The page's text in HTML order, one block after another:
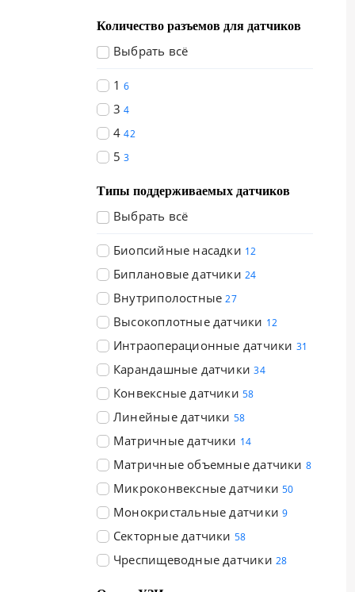
Количество разъемов для датчиков
Выбрать всё
1 6
3 4
4 42
5 3
Типы поддерживаемых датчиков
Выбрать всё
Биопсийные насадки 12
Биплановые датчики 24
Внутриполостные27
Высокоплотные датчики 12
Интраоперационные датчики 31
Карандашные датчики 34
Конвексные датчики 58
Линейные датчики 58
Матричные датчики 14
Матричные объемные датчики 8
Микроконвексные датчики 50
Монокристальные датчики9
Секторные датчики 58
Чреспищеводные датчики 28